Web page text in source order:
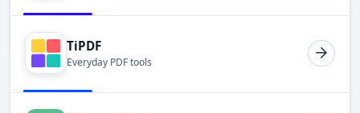
TiPDF
Everyday PDF tools